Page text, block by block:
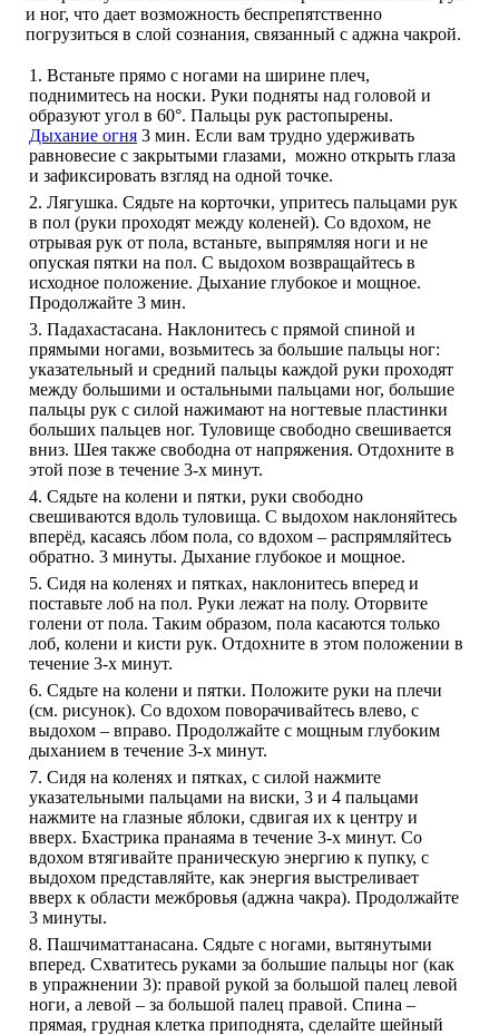
и ног, что дает возможность беспрепятственно
погрузиться в слой сознания, связанный с аджна чакрой.
1. Встаньте прямо с ногами на ширине плеч,
поднимитесь на носки. Руки подняты над головой и
образуют угол в 60°. Пальцы рук растопырены.
Дыхание огня 3 мин. Если вам трудно удерживать
равновесие с закрытыми глазами, можно открыть глаза
и зафиксировать взгляд на одной точке.
2. Лягушка. Сядьте на корточки, упритесь пальцами рук
в пол (руки проходят между коленей). Со вдохом, не
отрывая рук от пола, встаньте, выпрямляя ноги и не
опуская пятки на пол. С выдохом возвращайтесь в
исходное положение. Дыхание глубокое и мощное.
Продолжайте 3 мин.
3. Падахастасана. Наклонитесь с прямой спиной и
прямыми ногами, возьмитесь за большие пальцы ног:
указательный и средний пальцы каждой руки проходят
между большими и остальными пальцами ног, большие
пальцы рук с силой нажимают на ногтевые пластинки
больших пальцев ног. Туловище свободно свешивается
вниз. Шея также свободна от напряжения. Отдохните в
этой позе в течение 3-х минут.
4. Сядьте на колени и пятки, руки свободно
свешиваются вдоль туловища. С выдохом наклоняйтесь
вперёд, касаясь лбом пола, со вдохом – распрямляйтесь
обратно. 3 минуты. Дыхание глубокое и мощное.
5. Сидя на коленях и пятках, наклонитесь вперед и
поставьте лоб на пол. Руки лежат на полу. Оторвите
голени от пола. Таким образом, пола касаются только
лоб, колени и кисти рук. Отдохните в этом положении в
течение 3-х минут.
6. Сядьте на колени и пятки. Положите руки на плечи
(см. рисунок). Со вдохом поворачивайтесь влево, с
выдохом – вправо. Продолжайте с мощным глубоким
дыханием в течение 3-х минут.
7. Сидя на коленях и пятках, с силой нажмите
указательными пальцами на виски, 3 и 4 пальцами
нажмите на глазные яблоки, сдвигая их к центру и
вверх. Бхастрика пранаяма в течение 3-х минут. Со
вдохом втягивайте праническую энергию к пупку, с
выдохом представляйте, как энергия выстреливает
вверх к области межбровья (аджна чакра). Продолжайте
3 минуты.
8. Пашчиматтанасана. Сядьте с ногами, вытянутыми
вперед. Схватитесь руками за большие пальцы ног (как
в упражнении 3): правой рукой за большой палец левой
ноги, а левой – за большой палец правой. Спина –
прямая, грудная клетка приподнята, сделайте шейный